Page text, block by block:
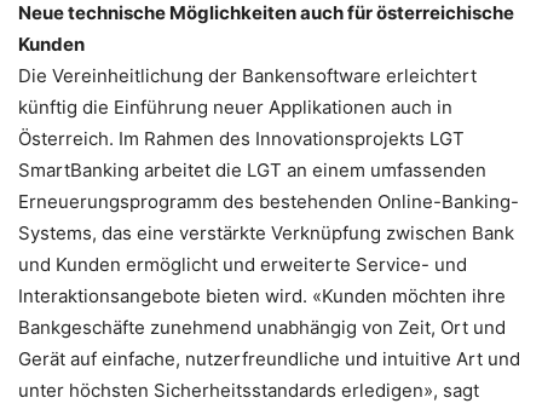
Neue technische Möglichkeiten auch für österreichische
Kunden
Die Vereinheitlichung der Bankensoftware erleichtert
künftig die Einführung neuer Applikationen auch in
Österreich. Im Rahmen des Innovationsprojekts LGT
SmartBanking arbeitet die LGT an einem umfassenden
Erneuerungsprogramm des bestehenden Online-Banking-
Systems, das eine verstärkte Verknüpfung zwischen Bank
und Kunden ermöglicht und erweiterte Service- und
Interaktionsangebote bieten wird. «Kunden möchten ihre
Bankgeschäfte zunehmend unabhängig von Zeit, Ort und
Gerät auf einfache, nutzerfreundliche und intuitive Art und
unter höchsten Sicherheitsstandards erledigen», sagt